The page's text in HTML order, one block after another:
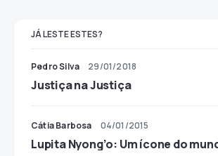
JÁ LESTE ESTES?
Pedro Silva 29/01/2018
Justiça na Justiça
Cátia Barbosa 04/01/2015
Lupita Nyong’o: Um ícone do